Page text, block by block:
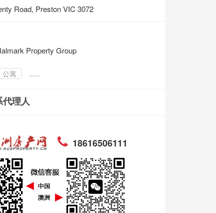
Road, Preston VIC 3072
Property Group
公寓
理人
18616506111